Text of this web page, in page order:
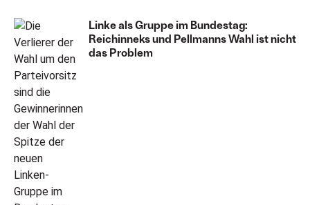
Linke als Gruppe im Bundestag:
Reichinneks und Pellmanns Wahl ist nicht
das Problem